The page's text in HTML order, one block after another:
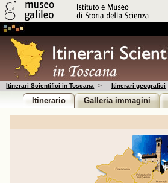
Itinerari Scientifici in Toscana > Itinerari geografici
Itinerario Galleria immagini